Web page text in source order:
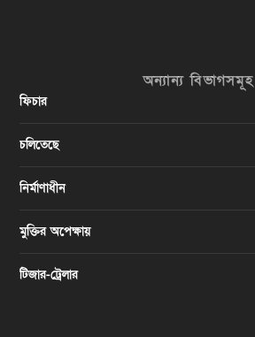
অন্যান্য বিভাগসমূহ
ফিচার
চলিতেছে
নির্মাণাধীন
মুক্তির অপেক্ষায়
টিজার-ট্রেলার